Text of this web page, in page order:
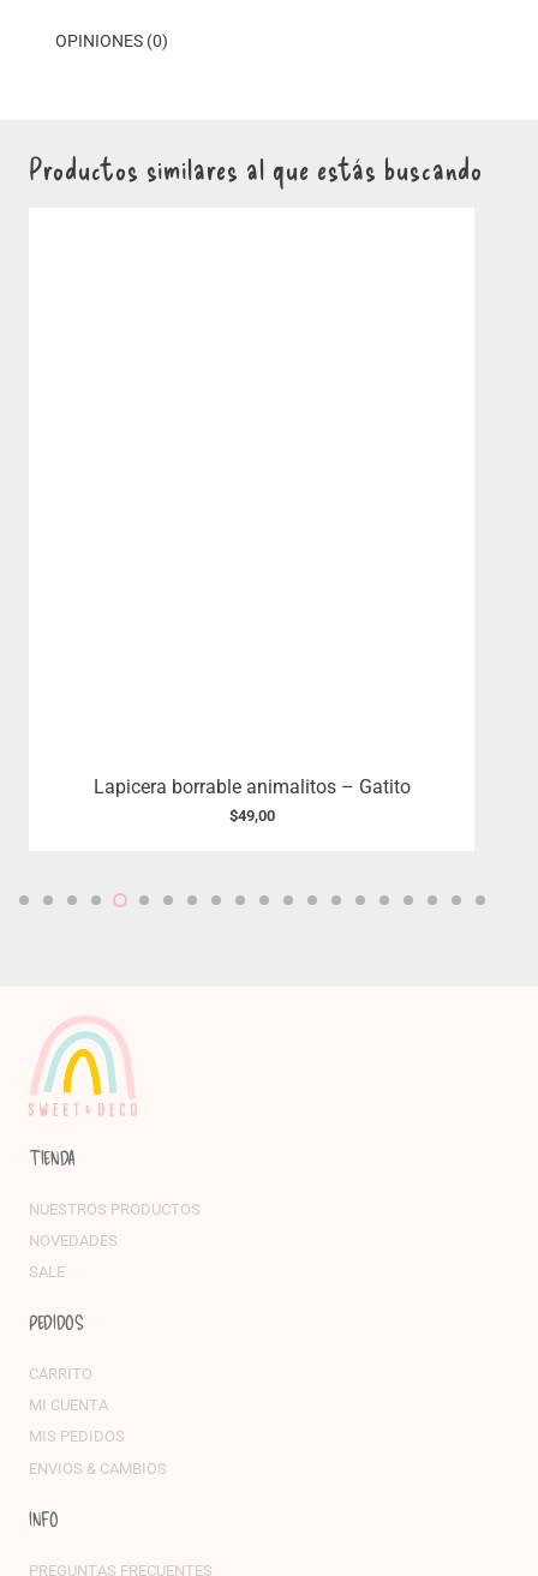
OPINIONES (0)
Productos similares al que estás buscando
Lapicera borrable animalitos – Gatito
$49,00
TIENDA
NUESTROS PRODUCTOS
NOVEDADES
SALE
PEDIDOS
CARRITO
MI CUENTA
MIS PEDIDOS
ENVIOS & CAMBIOS
INFO
PREGUNTAS FRECUENTES